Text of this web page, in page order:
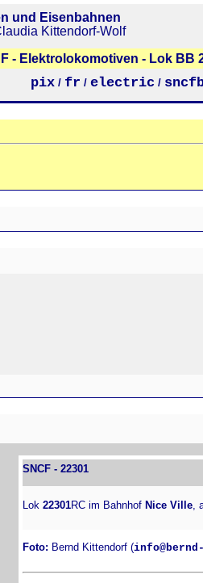
und Eisenbahnen
Kittendorf-Wolf
- Elektrolokomotiven - Lok BB
pix / fr / electric /
SNCF - 22301
Lok 22301RC im Bahnhof Nice Ville,
Foto: Bernd Kittendorf (